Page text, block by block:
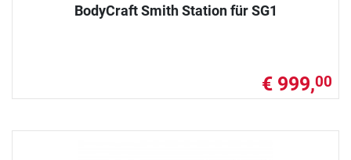
BodyCraft Smith Station für SG1
€ 999,00